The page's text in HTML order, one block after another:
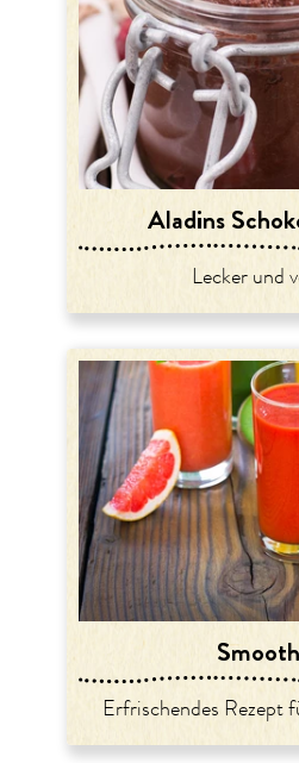
Aladins
Lecker und
Erfrischendes Rezept